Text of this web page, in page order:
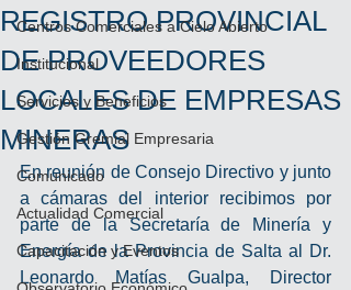
Centros Comerciales a Cielo Abierto
Institucional
Servicios y Beneficios
Gestión Gremial Empresaria
Comunicado
Actualidad Comercial
Capacitación y Eventos
REGISTRO PROVINCIAL
DE PROVEEDORES
LOCALES DE EMPRESAS
MINERAS
En reunión de Consejo Directivo y junto
a cámaras del interior recibimos por
parte de la Secretaría de Minería y
Energía de la Provincia de Salta al Dr.
Leonardo Matías Gualpa, Director